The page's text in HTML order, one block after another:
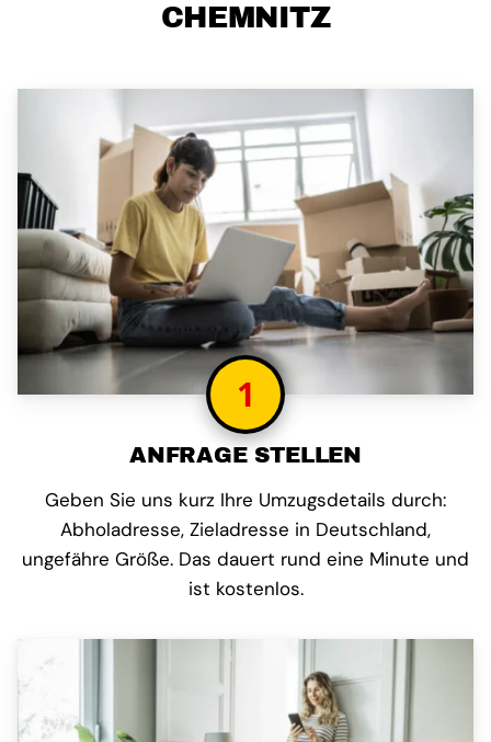
CHEMNITZ
1
ANFRAGE STELLEN
Geben Sie uns kurz Ihre Umzugsdetails durch:
Abholadresse, Zieladresse in Deutschland,
ungefähre Größe. Das dauert rund eine Minute und
ist kostenlos.